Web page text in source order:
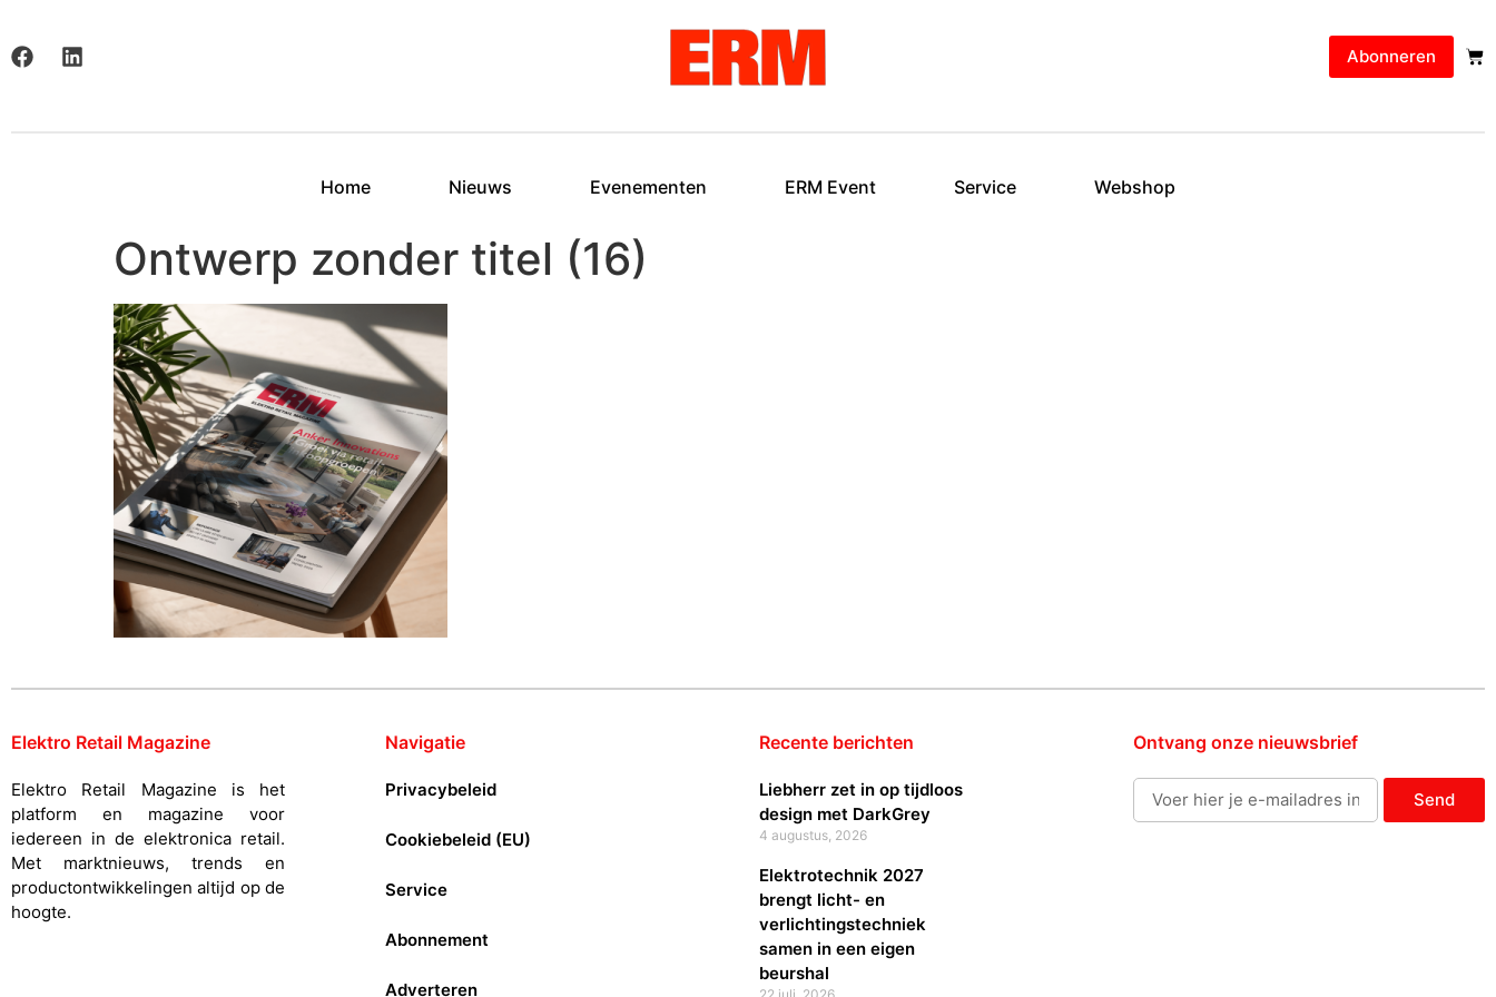
Abonneren
Home Nieuws Evenementen ERM Event Service Webshop
Ontwerp zonder titel (16)
Elektro Retail Magazine Navigatie Recente berichten Ontvang onze nieuwsbrief
Elektro Retail Magazine is het
platform en magazine voor
iedereen in de elektronica retail.
Met marktnieuws, trends en
productontwikkelingen altijd op de
hoogte.
Privacybeleid
Cookiebeleid (EU)
Service
Abonnement
Adverteren
Liebherr zet in op tijdloos
design met DarkGrey
4 augustus, 2026
Elektrotechnik 2027
brengt licht- en
verlichtingstechniek
samen in een eigen
beurshal
Send